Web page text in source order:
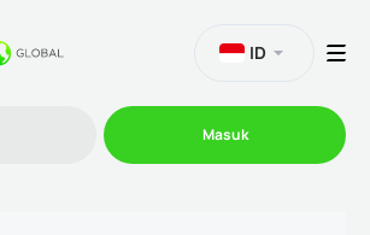
ID
Masuk